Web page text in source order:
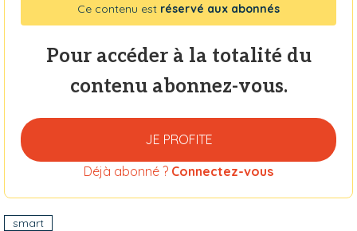
Ce contenu est réservé aux abonnés
Pour accéder à la totalité du
contenu abonnez-vous.
JE PROFITE
Déjà abonné ? Connectez-vous
smart